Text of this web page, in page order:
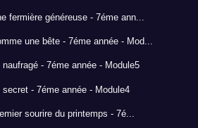
fermière généreuse - 7éme ann...
une bête - 7éme année - Mod...
- 7éme année - Module5
- 7éme année - Module4
sourire du printemps - 7é...